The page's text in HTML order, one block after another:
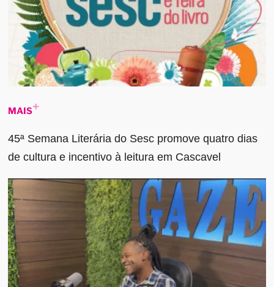
MAIS
45ª Semana Literária do Sesc promove quatro dias
de cultura e incentivo à leitura em Cascavel